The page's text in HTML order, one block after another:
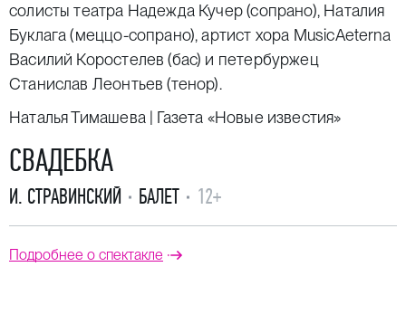
солисты театра Надежда Кучер (сопрано), Наталия
Буклага (меццо-сопрано), артист хора MusicAeterna
Василий Коростелев (бас) и петербуржец
Станислав Леонтьев (тенор).
Наталья Тимашева | Газета «Новые известия»
СВАДЕБКА
И. СТРАВИНСКИЙ БАЛЕТ 12+
Подробнее о спектакле